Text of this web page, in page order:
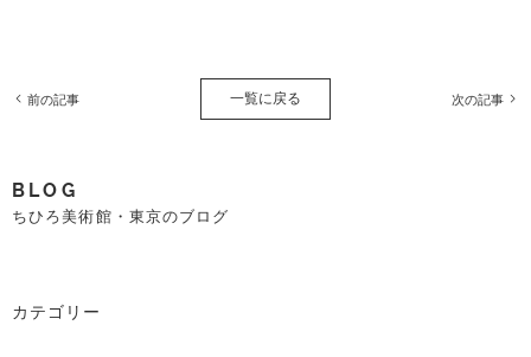
前の記事 一覧に戻る 次の記事
BLOG
ちひろ美術館・東京のブログ
カテゴリー